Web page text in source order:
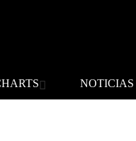
NOTICIAS